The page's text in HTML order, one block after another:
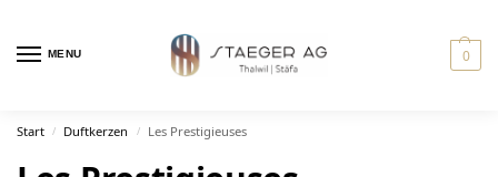
MENU 0
Start / Duftkerzen / Les Prestigieuses